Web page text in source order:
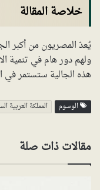
خلاصة المقالة
يُعدّ المصريون من أكبر
ولهم دور هام في تنمية
هذه الجالية ستستمر في
الوسوم المملكة العربية
مقالات ذات صلة